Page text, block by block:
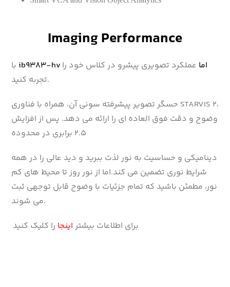
Imaging Performance
ib9383-hv اما عملکرد تصویری پیشرو در کلاس خود را
تجربه کنید.
حسگر تصویر پیشرفته سونی آن، همراه با فناوری STARVIS 2،
وضوح و دقت فوق العاده ای را ارائه می دهد. پس از افزایش
۲.۵ برابری در محدوده
دینامیکی و حساسیت به نور لذت ببرید و دید عالی را در همه
شرایط نوری تضمین می کند.اما از نور روز تا محیط های کم
نور، مطمئن باشید که تمام جزئیات با وضوح قابل توجهی ثبت
می شوند.
برای اطلاعات بیشتر اینجا را کلیک کنید